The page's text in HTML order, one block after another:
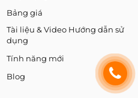
Bảng giá
Tài liệu & Video Hướng dẫn sử
dụng
Tính năng mới
Blog